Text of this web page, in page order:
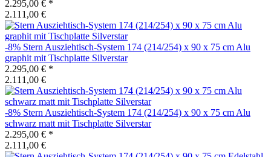
2.295,00 € *
2.111,00 €
-8% Stern Ausziehtisch-System 174 (214/254) x 90 x 75 cm Alu
graphit mit Tischplatte Silverstar
2.295,00 € *
2.111,00 €
-8% Stern Ausziehtisch-System 174 (214/254) x 90 x 75 cm Alu
schwarz matt mit Tischplatte Silverstar
2.295,00 € *
2.111,00 €